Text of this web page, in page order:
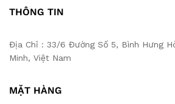
THÔNG TIN
Địa Chỉ : 33/6 Đường Số 5, Bình Hưng
Minh, Việt Nam
MẶT HÀNG